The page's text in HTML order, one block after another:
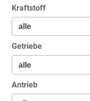
Kraftstoff
Getriebe
Antrieb